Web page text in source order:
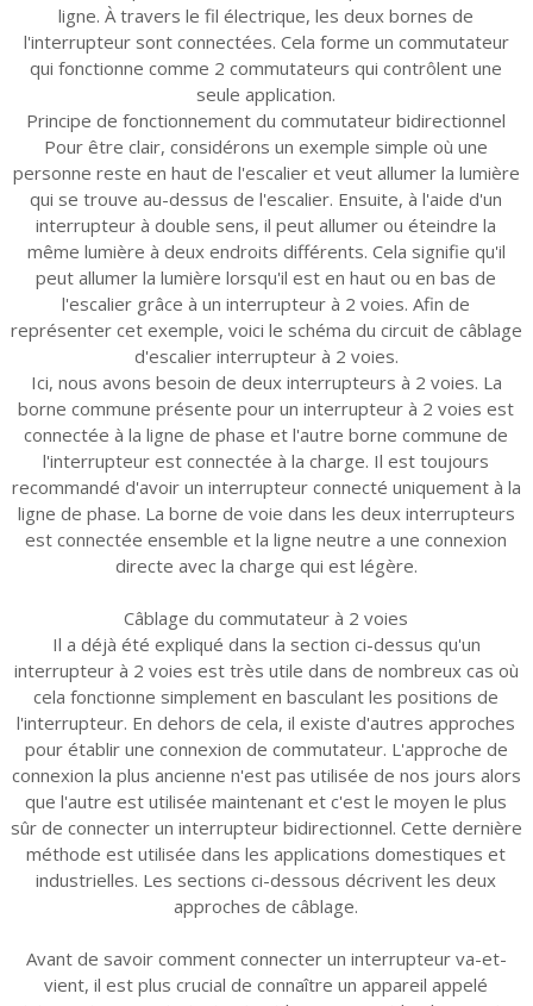
ligne. À travers le fil électrique, les deux bornes de
l'interrupteur sont connectées. Cela forme un commutateur
qui fonctionne comme 2 commutateurs qui contrôlent une
seule application.
Principe de fonctionnement du commutateur bidirectionnel
Pour être clair, considérons un exemple simple où une
personne reste en haut de l'escalier et veut allumer la lumière
qui se trouve au-dessus de l'escalier. Ensuite, à l'aide d'un
interrupteur à double sens, il peut allumer ou éteindre la
même lumière à deux endroits différents. Cela signifie qu'il
peut allumer la lumière lorsqu'il est en haut ou en bas de
l'escalier grâce à un interrupteur à 2 voies. Afin de
représenter cet exemple, voici le schéma du circuit de câblage
d'escalier interrupteur à 2 voies.
Ici, nous avons besoin de deux interrupteurs à 2 voies. La
borne commune présente pour un interrupteur à 2 voies est
connectée à la ligne de phase et l'autre borne commune de
l'interrupteur est connectée à la charge. Il est toujours
recommandé d'avoir un interrupteur connecté uniquement à la
ligne de phase. La borne de voie dans les deux interrupteurs
est connectée ensemble et la ligne neutre a une connexion
directe avec la charge qui est légère.
Câblage du commutateur à 2 voies
Il a déjà été expliqué dans la section ci-dessus qu'un
interrupteur à 2 voies est très utile dans de nombreux cas où
cela fonctionne simplement en basculant les positions de
l'interrupteur. En dehors de cela, il existe d'autres approches
pour établir une connexion de commutateur. L'approche de
connexion la plus ancienne n'est pas utilisée de nos jours alors
que l'autre est utilisée maintenant et c'est le moyen le plus
sûr de connecter un interrupteur bidirectionnel. Cette dernière
méthode est utilisée dans les applications domestiques et
industrielles. Les sections ci-dessous décrivent les deux
approches de câblage.
Avant de savoir comment connecter un interrupteur va-et-
vient, il est plus crucial de connaître un appareil appelé